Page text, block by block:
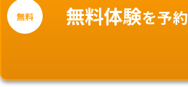
無料 無料体験を予約